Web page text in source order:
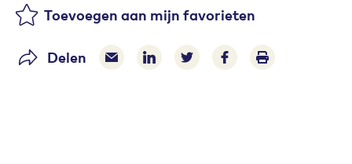
Toevoegen aan mijn favorieten
Delen Delen via e-mail
Delen via LinkedIn
Deel op Twitter
Deel op Facebook
Print pagina